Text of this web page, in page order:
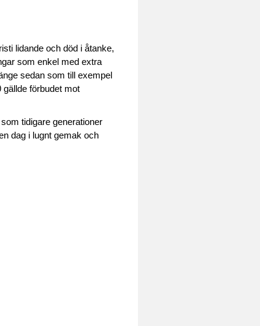
lidande och död i åtanke,
som enkel med extra
sedan som till exempel
gällde förbudet mot
tidigare generationer
dag i lugnt gemak och